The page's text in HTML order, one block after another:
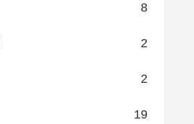
8
2
2
19